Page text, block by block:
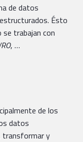
de datos
Ésto
trabajan con
, …
de los
datos
transformar y